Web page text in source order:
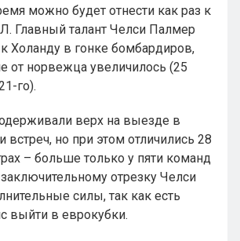
можно будет отнести как раз к
Главный талант Челси Палмер
Холанду в гонке бомбардиров,
от норвежца увеличилось (25
го).
верх на выезде в
встреч, но при этом отличились 28
– больше только у пяти команд
отрезку Челси
силы, так как есть
выйти в еврокубки.